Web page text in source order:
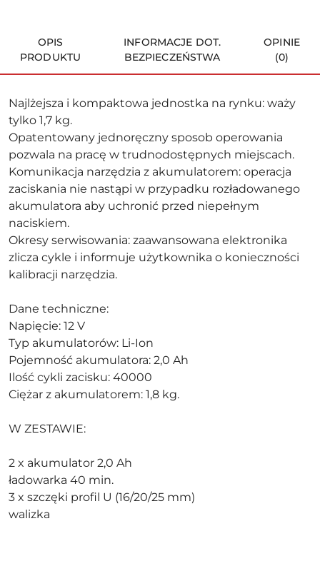
OPIS
PRODUKTU
INFORMACJE DOT.
BEZPIECZEŃSTWA
OPINIE
(0)
Najlżejsza i kompaktowa jednostka na rynku: waży
tylko 1,7 kg.
Opatentowany jednoręczny sposob operowania
pozwala na pracę w trudnodostępnych miejscach.
Komunikacja narzędzia z akumulatorem: operacja
zaciskania nie nastąpi w przypadku rozładowanego
akumulatora aby uchronić przed niepełnym
naciskiem.
Okresy serwisowania: zaawansowana elektronika
zlicza cykle i informuje użytkownika o konieczności
kalibracji narzędzia.
Dane techniczne:
Napięcie: 12 V
Typ akumulatorów: Li-Ion
Pojemność akumulatora: 2,0 Ah
Ilość cykli zacisku: 40000
Ciężar z akumulatorem: 1,8 kg.
W ZESTAWIE:
2 x akumulator 2,0 Ah
ładowarka 40 min.
3 x szczęki profil U (16/20/25 mm)
walizka